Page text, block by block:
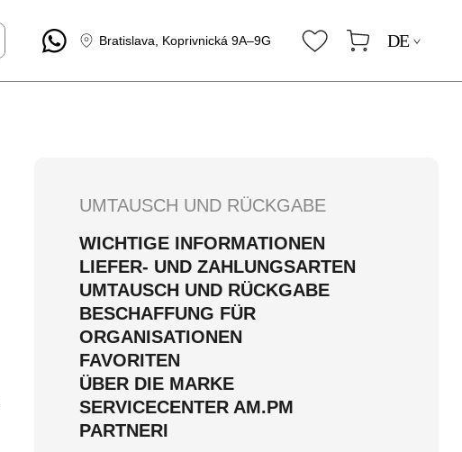
Bratislava, Koprivnická 9A–9G DE
UMTAUSCH UND RÜCKGABE
WICHTIGE INFORMATIONEN
LIEFER- UND ZAHLUNGSARTEN
UMTAUSCH UND RÜCKGABE
BESCHAFFUNG FÜR
ORGANISATIONEN
FAVORITEN
ÜBER DIE MARKE
SERVICECENTER AM.PM
PARTNERI